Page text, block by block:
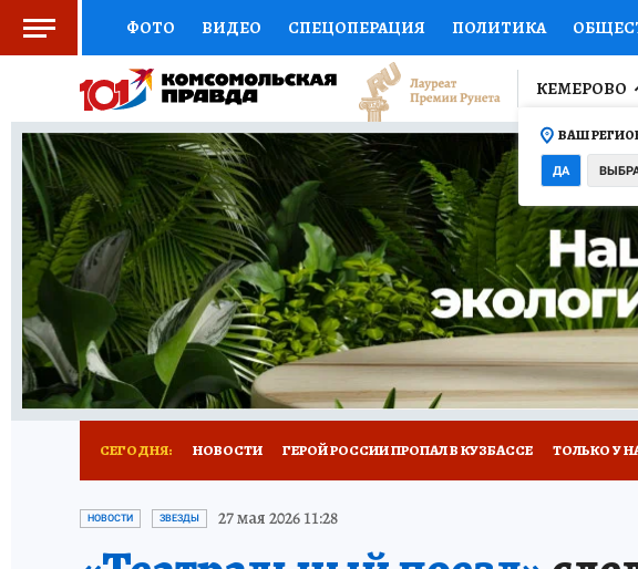
ФОТО ВИДЕО СПЕЦОПЕРАЦИЯ ПОЛИТИКА
СОЦПОДДЕРЖКА НАУКА СПОРТ КОЛУМНИСТЫ
ВЫБОР ЭКСПЕРТОВ ДОКТОР ФИНАНСЫ
КНИЖНАЯ ПОЛКА ПРОГНОЗЫ НА СПОРТ ПРОМОКОДЫ
ПРЕСС-ЦЕНТР НЕДВИЖИМОСТЬ ТЕЛЕВИЗОР
РЕКЛАМА ТЕСТЫ НОВОЕ НА САЙТЕ
КЕМЕРОВО
ВАШ
ДА
СЕГОДНЯ: НОВОСТИ ГЕРОЙ РОССИИ ПРОПАЛ В КУЗБАССЕ ТОЛЬКО У
ЗАПОВЕДНАЯ РОССИЯ
НОВОСТИ ЗВЕЗДЫ 27 мая 2026 11:28